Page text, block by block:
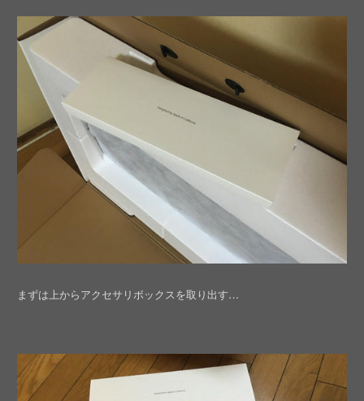
まずは上からアクセサリボックスを取り出す…